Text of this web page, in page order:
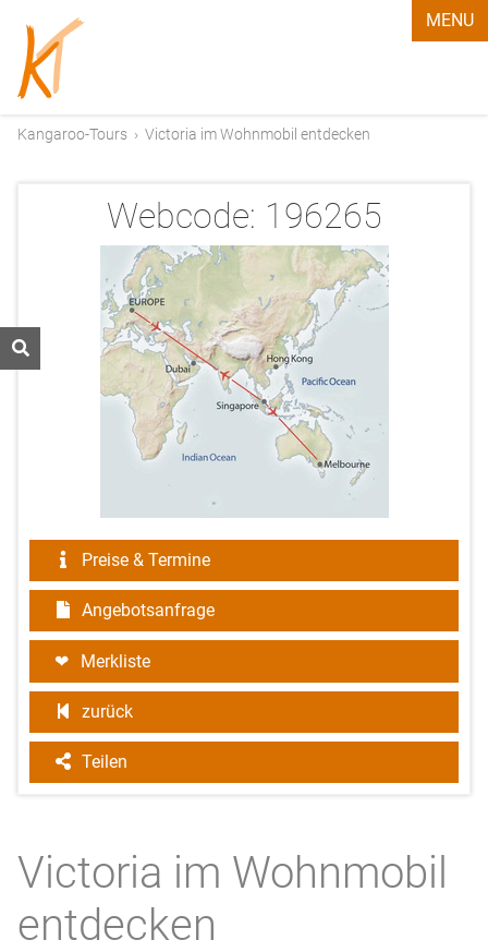
MENU
Kangaroo-Tours › Victoria im Wohnmobil entdecken
Webcode: 196265
Preise & Termine
Angebotsanfrage
Merkliste
zurück
Teilen
Victoria im Wohnmobil
entdecken